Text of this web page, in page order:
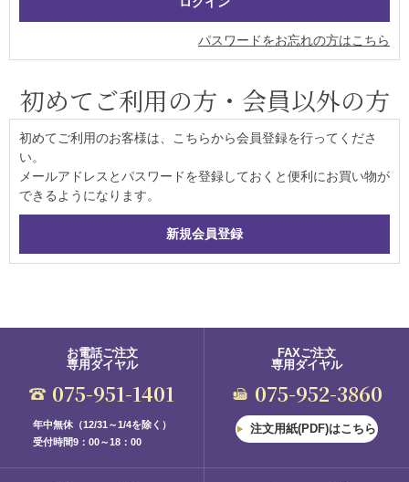
パスワードをお忘れの方はこちら
初めてご利用の方・会員以外の方
初めてご利用のお客様は、こちらから会員登録を行ってくださ
い。
メールアドレスとパスワードを登録しておくと便利にお買い物が
できるようになります。
お電話ご注文
専用ダイヤル
075-951-1401
年中無休（12/31～1/4を除く）
受付時間9：00～18：00
FAXご注文
専用ダイヤル
075-952-3860
注文用紙(PDF)はこちら